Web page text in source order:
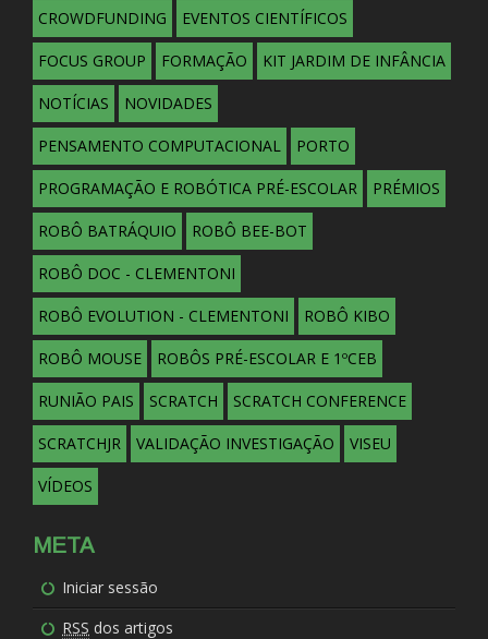
CROWDFUNDING EVENTOS CIENTÍFICOS
FOCUS GROUP FORMAÇÃO KIT JARDIM DE INFÂNCIA
NOTÍCIAS NOVIDADES
PENSAMENTO COMPUTACIONAL PORTO
PROGRAMAÇÃO E ROBÓTICA PRÉ-ESCOLAR PRÉMIOS
ROBÔ BATRÁQUIO ROBÔ BEE-BOT
ROBÔ DOC - CLEMENTONI
ROBÔ EVOLUTION - CLEMENTONI ROBÔ KIBO
ROBÔ MOUSE ROBÔS PRÉ-ESCOLAR E 1ºCEB
RUNIÃO PAIS SCRATCH SCRATCH CONFERENCE
SCRATCHJR VALIDAÇÃO INVESTIGAÇÃO VISEU
VÍDEOS
META
Iniciar sessão
RSS dos artigos